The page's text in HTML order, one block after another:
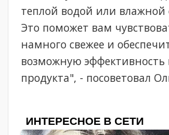
теплой водой или влажной
Это поможет вам
намного свежее и
возможную эффективность
продукта", - посоветовал